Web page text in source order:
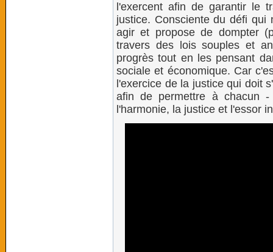
l'exercent afin de garantir le
justice. Consciente du défi qui
agir et propose de dompter
travers des lois souples et
progrès tout en les pensant
sociale et économique. Car
l'exercice de la justice qui doit
afin de permettre à chacun
l'harmonie, la justice et l'essor